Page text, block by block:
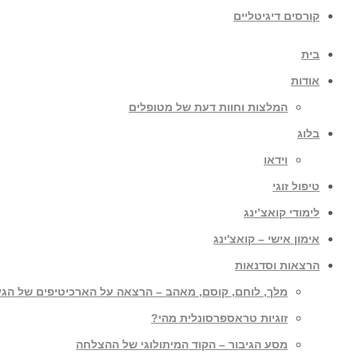
קורסים דיגיטליים
בית
אודות
המלצות וחוות דעת של מטופלים
בלוג
וידאו
טיפול זוגי
לימודי קואצ’ינג
אימון אישי – קואצ'ינג
הרצאות וסדנאות
מלך, לוחם, קוסם, מאהב – הרצאה על הארכיטיפים של
זוגיות טראספרסונלית מהי?
מסע הגיבור – הקוד המיתולוגי של ההצלחה